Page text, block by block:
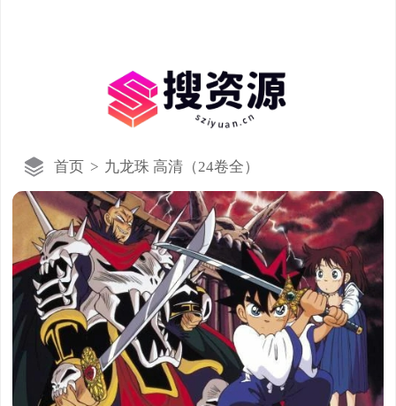
首页 > 九龙珠 高清（24卷全）